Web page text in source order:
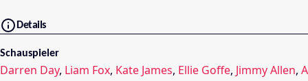
Details
Schauspieler
Darren Day, Liam Fox, Kate James, Ellie Goffe, Jimmy Allen,